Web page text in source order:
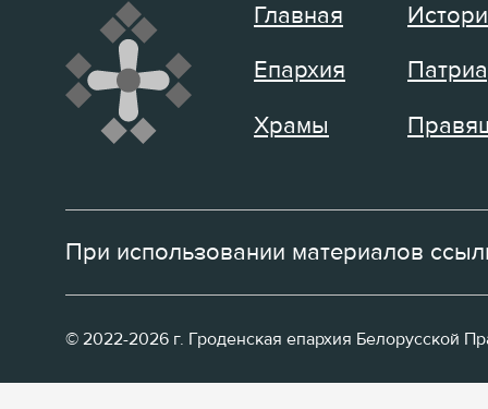
Главная
Епархия
Храмы
При использовании материалов
© 2022-2026 г. Гроденская епархия Белорусской